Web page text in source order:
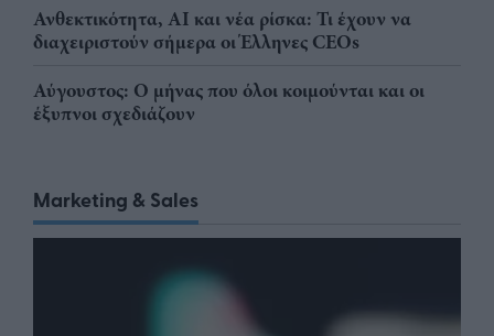
Ανθεκτικότητα, AI και νέα ρίσκα: Τι έχουν να
διαχειριστούν σήμερα οι Έλληνες CEOs
Αύγουστος: Ο μήνας που όλοι κοιμούνται και οι
έξυπνοι σχεδιάζουν
Marketing & Sales